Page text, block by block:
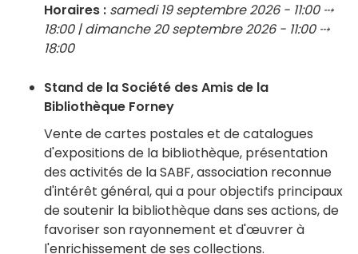
Horaires : samedi 19 septembre 2026 - 11:00 ⤏
18:00 | dimanche 20 septembre 2026 - 11:00 ⤏
18:00
Stand de la Société des Amis de la
Bibliothèque Forney
Vente de cartes postales et de catalogues
d'expositions de la bibliothèque, présentation
des activités de la SABF, association reconnue
d'intérêt général, qui a pour objectifs principaux
de soutenir la bibliothèque dans ses actions, de
favoriser son rayonnement et d'œuvrer à
l'enrichissement de ses collections.